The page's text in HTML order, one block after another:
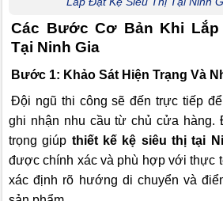
Các Bước Cơ Bản Khi
Tại Ninh Gia
Bước 1: Khảo Sát Hiện Trạng Và
Đội ngũ thi công sẽ đến trực tiếp
ghi nhận nhu cầu từ chủ cửa hàng.
trọng giúp thiết kế kệ siêu thị tại
được chính xác và phù hợp với thực
xác định rõ hướng di chuyển và